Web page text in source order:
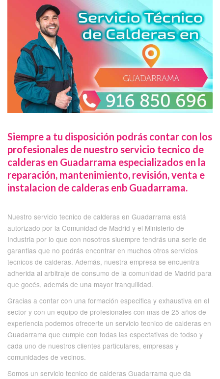
Siempre a tu disposición podrás contar con los
profesionales de nuestro servicio tecnico de
calderas en Guadarrama especializados en la
reparación, mantenimiento, revisión, venta e
instalacion de calderas enb Guadarrama.
Nuestro servicio tecnico de calderas en Guadarrama está
autorizado por la Comunidad de Madrid y el Ministerio de
Industria por lo que con nosotros siuempre tendrás una serie de
garantias que no podrás encontrar en muchos otros servicios
tecnicos de calderas. Además, nuestra empresa se encuentra
adherida al arbitraje de consumo de la comunidad de Madrid para
que gocés, además de una mayor tranquilidad.
Gracias a contar con una formación especifica y exhaustiva en el
sector y con un equipo de profesionales con mas de 25 años de
experiencia podemos ofrecerte un servicio tecnico de calderas en
Guadarrama que cumple con todas las espectativas de todso y
cada uno de nuestros clientes particulares, empresas y
comunidades de vecinos.
Somos un servicio tecnico de calderas Guadarrama que da